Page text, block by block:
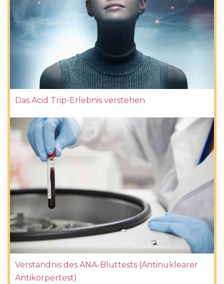
Das Acid Trip-Erlebnis verstehen
Verständnis des ANA-Bluttests (Antinukleärer
Antikörpertest)